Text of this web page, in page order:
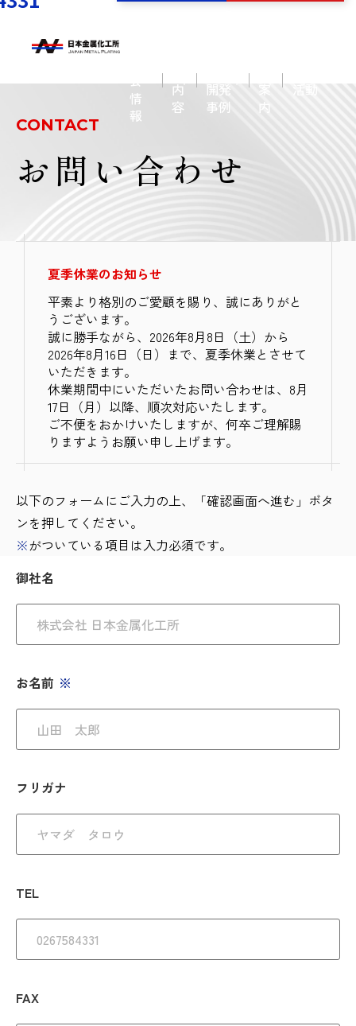
会
情
報
内
容
開発
事例
内
CONTACT
お問い合わせ
夏季休業のお知らせ
平素より格別のご愛顧を賜り、誠にありがと
うございます。
誠に勝手ながら、2026年8月8日（土）から
2026年8月16日（日）まで、夏季休業とさせて
いただきます。
休業期間中にいただいたお問い合わせは、8月
17日（月）以降、順次対応いたします。
ご不便をおかけいたしますが、何卒ご理解賜
りますようお願い申し上げます。
以下のフォームにご入力の上、「確認画面へ進む」ボタ
ンを押してください。
※がついている項目は入力必須です。
御社名
お名前
フリガナ
TEL
FAX